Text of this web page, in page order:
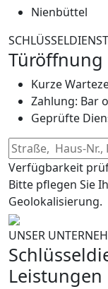
Nienbüttel
Türöffnung
Kurze
Zahlung: Bar
Geprüfte
Verfügbarkeit
Bitte pflegen Sie
Geolokalisierung.
UNSER
Leistungen